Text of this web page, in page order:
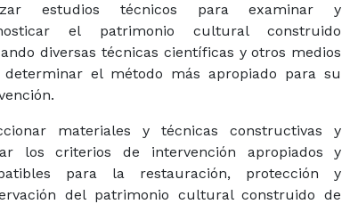
estudios técnicos para examinar y
el patrimonio cultural construido
diversas técnicas científicas y otros medios
determinar el método más apropiado para su
materiales y técnicas constructivas y
los criterios de intervención apropiados y
para la restauración, protección y
del patrimonio cultural construido de